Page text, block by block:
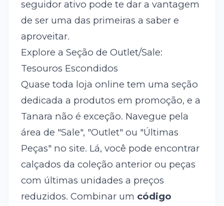
seguidor ativo pode te dar a vantagem
de ser uma das primeiras a saber e
aproveitar.
Explore a Seção de Outlet/Sale:
Tesouros Escondidos
Quase toda loja online tem uma seção
dedicada a produtos em promoção, e a
Tanara não é exceção. Navegue pela
área de "Sale", "Outlet" ou "Últimas
Peças" no site. Lá, você pode encontrar
calçados da coleção anterior ou peças
com últimas unidades a preços
reduzidos. Combinar um código